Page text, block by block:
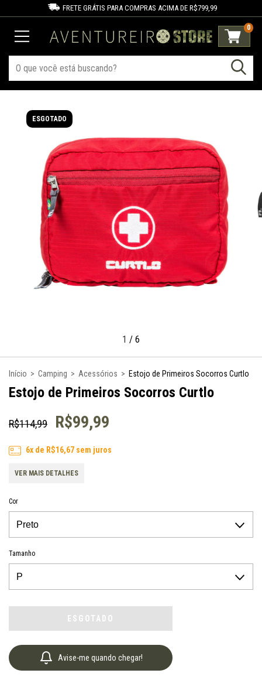
FRETE GRÁTIS PARA COMPRAS ACIMA DE R$799,99
0
ESGOTADO
1 / 6
Início > Camping > Acessórios > Estojo de Primeiros Socorros Curtlo
Estojo de Primeiros Socorros Curtlo
R$114,99 R$99,99
6x de R$16,67sem juros
VER MAIS DETALHES
Cor
Tamanho
Avise-me quando chegar!